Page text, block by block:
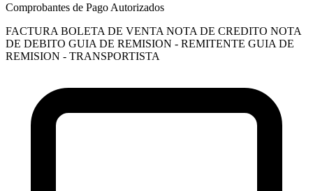
Comprobantes de Pago Autorizados
FACTURA BOLETA DE VENTA NOTA DE CREDITO NOTA
DE DEBITO GUIA DE REMISION - REMITENTE GUIA DE
REMISION - TRANSPORTISTA